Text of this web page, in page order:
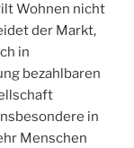
Wohnen nicht
der Markt,
in
bezahlbaren
in
Menschen